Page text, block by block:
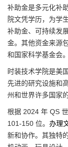
补助金是多元化补
院文凭学历，为学
补助金、可持续发
金。其他资金来源
和国家科学基金会。
时装技术学院是美
先进的研究设施和
州和世界许多国家
根据 2024 年 QS
101-150 位。 办理
新和协作。其独特